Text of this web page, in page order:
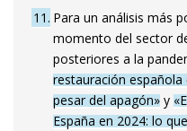
11 Para un análisis más
momento del sector
posteriores a la
restauración
pesar del apagón» y
España en 2024: lo